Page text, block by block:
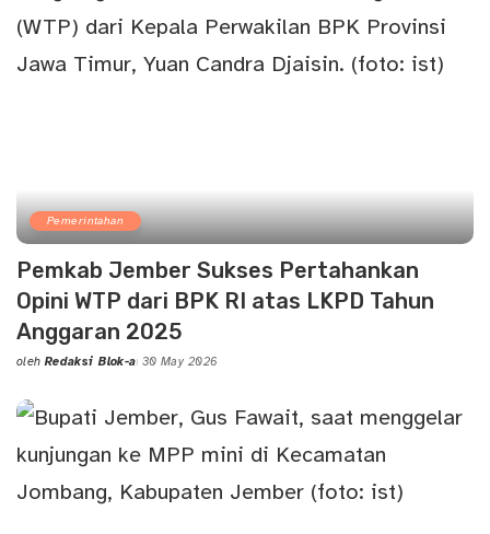
Pemerintahan
Pemkab Jember Sukses Pertahankan
Opini WTP dari BPK RI atas LKPD Tahun
Anggaran 2025
Posted
oleh Redaksi Blok-a 30 May 2026